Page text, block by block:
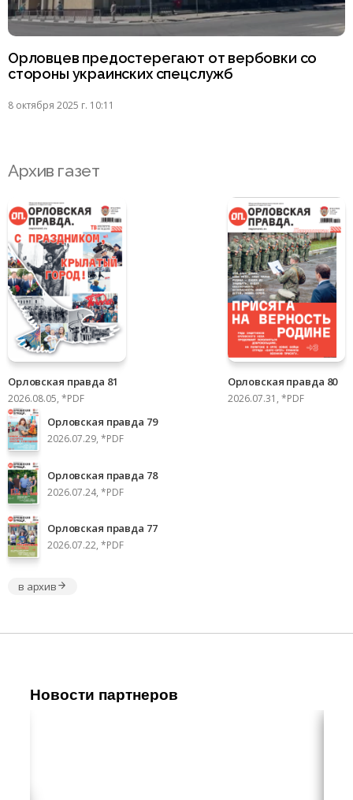
Орловцев предостерегают от вербовки со
стороны украинских спецслужб
8 октября 2025 г. 10:11
Архив газет
Орловская правда 81
2026.08.05, *PDF
Орловская правда 80
2026.07.31, *PDF
Орловская правда 79
2026.07.29, *PDF
Орловская правда 78
2026.07.24, *PDF
Орловская правда 77
2026.07.22, *PDF
в архив
Новости партнеров